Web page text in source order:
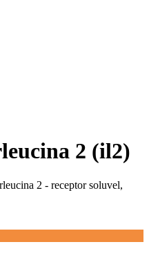
2 (il2)
2 - receptor soluvel,